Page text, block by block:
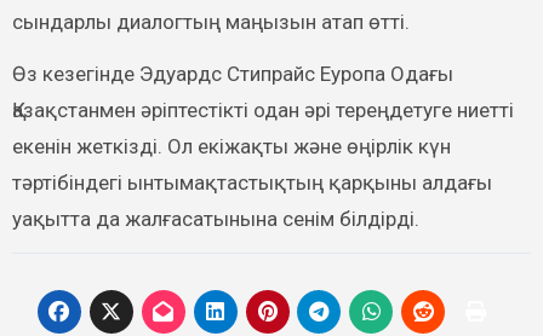
сындарлы диалогтың маңызын атап өтті.
Өз кезегінде Эдуардс Стипрайс Еуропа Одағы
Қазақстанмен әріптестікті одан әрі тереңдетуге ниетті
екенін жеткізді. Ол екіжақты және өңірлік күн
тәртібіндегі ынтымақтастықтың қарқыны алдағы
уақытта да жалғасатынына сенім білдірді.